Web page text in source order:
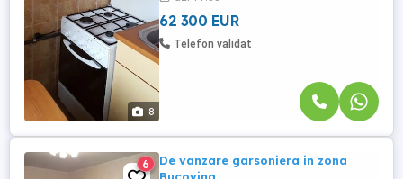
8
mobilat, bucataria este ...
62 300 EUR
Telefon validat
6
De vanzare garsoniera in zona